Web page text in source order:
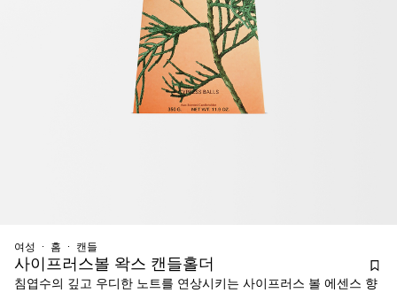
여성 홈 캔들
사이프러스볼 왁스 캔들홀더
침엽수의 깊고 우디한 노트를 연상시키는 사이프러스 볼 에센스 향